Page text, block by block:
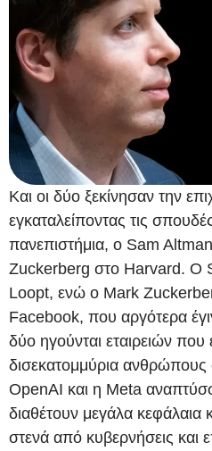
Και οι δύο ξεκίνησαν την
εγκαταλείποντας τις
πανεπιστήμια, ο Sam
Zuckerberg στο Harvard. Ο
Loopt, ενώ ο Mark
Facebook, που αργότερα
δύο ηγούνται εταιρειών
δισεκατομμύρια
OpenAI και η Meta
διαθέτουν μεγάλα κεφάλαια
στενά από κυβερνήσεις και